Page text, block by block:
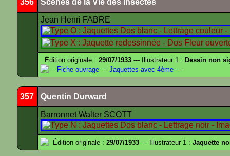
356 Scènes de la Vie des Insectes
Jean Henri FABRE
Édition originale : 29/07/1933--- Illustrateur 1 : Dessin non
--- Fiche ouvrage --- Jaquettes avec 4ème ---
357 Quentin Durward
Barronnet Walter SCOTT
Édition originale : 29/07/1933 --- Illustrateur 1 : Jaquette